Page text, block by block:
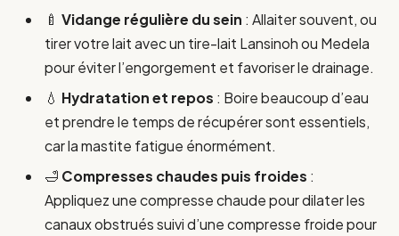
🍼 Vidange régulière du sein : Allaiter souvent, ou
tirer votre lait avec un tire-lait Lansinoh ou Medela
pour éviter l’engorgement et favoriser le drainage.
💧 Hydratation et repos : Boire beaucoup d’eau
et prendre le temps de récupérer sont essentiels,
car la mastite fatigue énormément.
🛁 Compresses chaudes puis froides :
Appliquez une compresse chaude pour dilater les
canaux obstrués suivi d’une compresse froide pour